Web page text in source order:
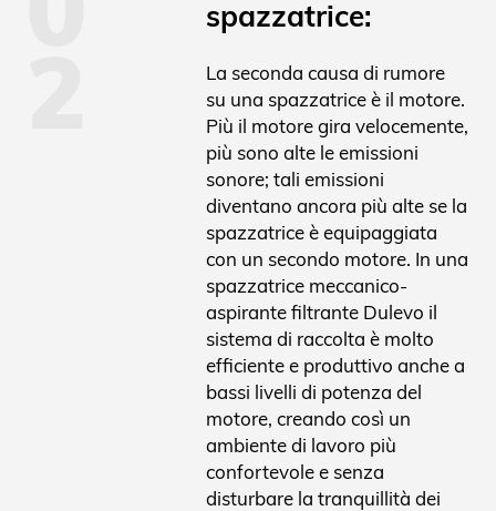
spazzatrice:
La seconda causa di rumore
su una spazzatrice è il motore.
Più il motore gira velocemente,
più sono alte le emissioni
sonore; tali emissioni
diventano ancora più alte se la
spazzatrice è equipaggiata
con un secondo motore. In una
spazzatrice meccanico-
aspirante filtrante Dulevo il
sistema di raccolta è molto
efficiente e produttivo anche a
bassi livelli di potenza del
motore, creando così un
ambiente di lavoro più
confortevole e senza
disturbare la tranquillità dei